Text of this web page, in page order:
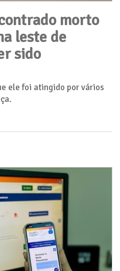
morto
leste de
sido
ele foi atingido por vários